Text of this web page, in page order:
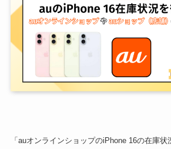
「auオンラインショップのiPhone 16の在庫状